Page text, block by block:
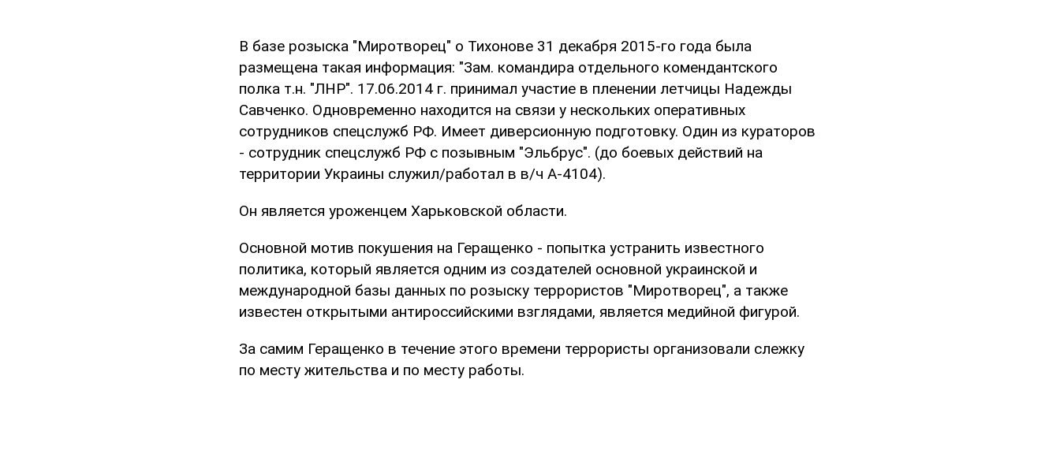
В базе розыска "Миротворец" о Тихонове 31 декабря 2015-го года была
размещена такая информация: "Зам. командира отдельного комендантского
полка т.н. "ЛНР". 17.06.2014 г. принимал участие в пленении летчицы Надежды
Савченко. Одновременно находится на связи у нескольких оперативных
сотрудников спецслужб РФ. Имеет диверсионную подготовку. Один из кураторов
- сотрудник спецслужб РФ с позывным "Эльбрус". (до боевых действий на
территории Украины служил/работал в в/ч А-4104).
Он является уроженцем Харьковской области.
Основной мотив покушения на Геращенко - попытка устранить известного
политика, который является одним из создателей основной украинской и
международной базы данных по розыску террористов "Миротворец", а также
известен открытыми антироссийскими взглядами, является медийной фигурой.
За самим Геращенко в течение этого времени террористы организовали слежку
по месту жительства и по месту работы.